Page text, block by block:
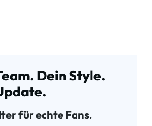
Dein Style.
für echte Fans.